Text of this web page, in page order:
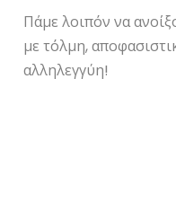
Πάμε λοιπόν να
με τόλμη,
αλληλεγγύη!